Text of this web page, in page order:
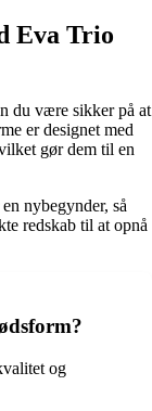
Eva Trio
du være sikker på at
er designet med
gør dem til en
nybegynder, så
redskab til at opnå
og